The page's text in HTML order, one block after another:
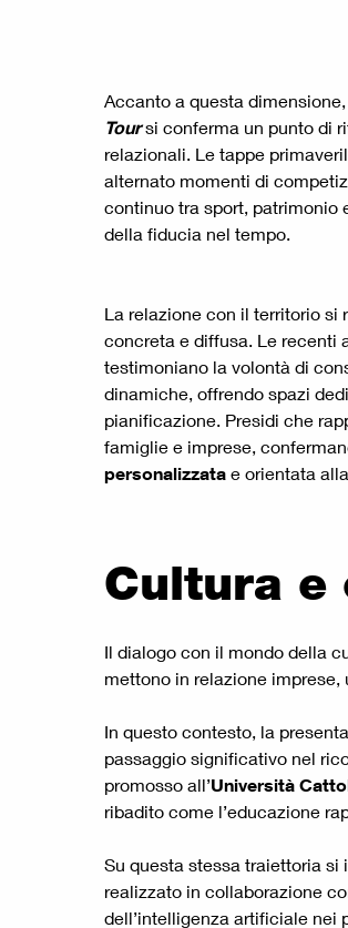
Accanto a questa
Toursi conferma un punto di
relazionali. Le tappe
alternato momenti di
continuo tra sport, patrimonio
della fiducia nel tempo.
La relazione con il territorio si
concreta e diffusa. Le recenti
testimoniano la volontà di
dinamiche, offrendo spazi
pianificazione. Presidi che
famiglie e imprese,
personalizzata e orientata
Cultura e
Il dialogo con il mondo della
mettono in relazione
In questo contesto, la
passaggio significativo nel
promosso all’Università
ribadito come l’educazione
Su questa stessa traiettoria si
realizzato in collaborazione
dell’intelligenza artificiale nei